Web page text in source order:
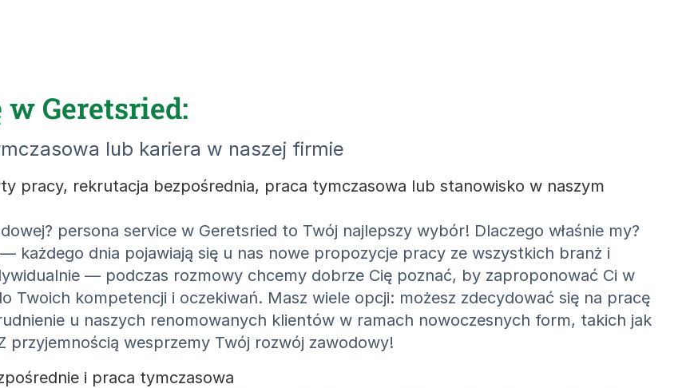
Geretsried:
lub kariera w naszej firmie
pracy, rekrutacja bezpośrednia, praca tymczasowa lub stanowisko w naszym
persona service w Geretsried to Twój najlepszy wybór! Dlaczego właśnie my?
każdego dnia pojawiają się u nas nowe propozycje pracy ze wszystkich branż i
— podczas rozmowy chcemy dobrze Cię poznać, by zaproponować Ci w
Twoich kompetencji i oczekiwań. Masz wiele opcji: możesz zdecydować się na pracę
u naszych renomowanych klientów w ramach nowoczesnych form, takich jak
wesprzemy Twój rozwój zawodowy!
i praca tymczasowa